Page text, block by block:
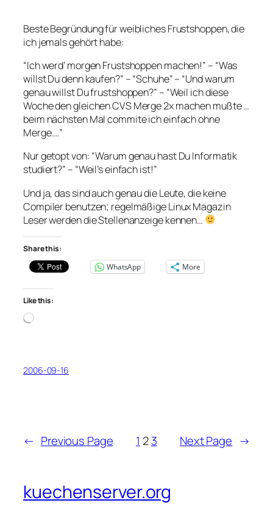
Beste Begründung für weibliches Frustshoppen, die
ich jemals gehört habe:
“Ich werd’ morgen Frustshoppen machen!” – “Was
willst Du denn kaufen?” – “Schuhe” – “Und warum
genau willst Du frustshoppen?” – “Weil ich diese
Woche den gleichen CVS Merge 2x machen mußte …
beim nächsten Mal commite ich einfach ohne
Merge….”
Nur getopt von: “Warum genau hast Du Informatik
studiert?” – “Weil’s einfach ist!”
Und ja, das sind auch genau die Leute, die keine
Compiler benutzen; regelmäßige Linux Magazin
Leser werden die Stellenanzeige kennen…
Share this:
WhatsApp
More
Like this:
Loading…
2006-09-16
← Previous Page 1 2 3 Next Page →
kuechenserver.org